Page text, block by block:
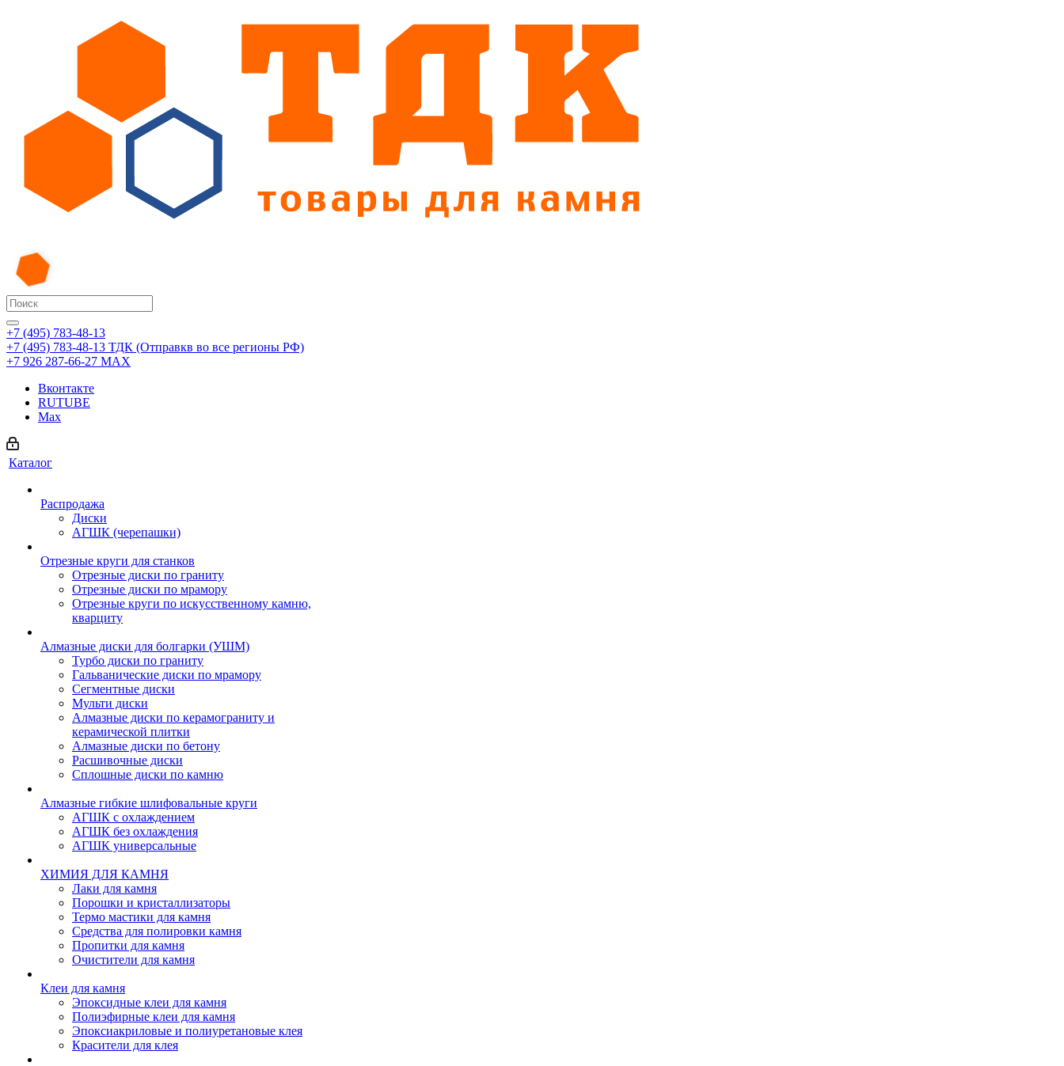
+7 (495) 783-48-13
+7 (495) 783-48-13 ТДК (Отправкв во все регионы РФ)
+7 926 287-66-27 МАХ
Вконтакте
RUTUBE
Max
Каталог
Распродажа
Диски
АГШК (черепашки)
Отрезные круги для станков
Отрезные диски по граниту
Отрезные диски по мрамору
Отрезные круги по искусственному камню,
кварциту
Алмазные диски для болгарки (УШМ)
Турбо диски по граниту
Гальванические диски по мрамору
Сегментные диски
Мульти диски
Алмазные диски по керамограниту и
керамической плитки
Алмазные диски по бетону
Расшивочные диски
Сплошные диски по камню
Алмазные гибкие шлифовальные круги
АГШК с охлаждением
АГШК без охлаждения
АГШК универсальные
ХИМИЯ ДЛЯ КАМНЯ
Лаки для камня
Порошки и кристаллизаторы
Термо мастики для камня
Средства для полировки камня
Пропитки для камня
Очистители для камня
Клеи для камня
Эпоксидные клеи для камня
Полиэфирные клеи для камня
Эпоксиакриловые и полиуретановые клея
Красители для клея